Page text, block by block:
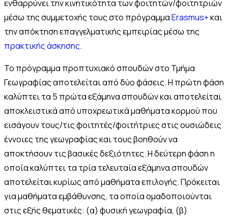
ενθαρρύνει την κινητικότητα των φοιτητών/φοιτητριών
μέσω της συμμετοχής τους στο πρόγραμμαΕrasmus+και
την απόκτηση επαγγελματικής εμπειρίας μέσω της
πρακτικής άσκησης.
Το πρόγραμμα προπτυχιακό σπουδών στο Τμήμα
Γεωγραφίας αποτελείται από δύο φάσεις. Η πρώτη φάση
καλύπτει τα 5 πρώτα εξάμηνα σπουδών και αποτελείται
αποκλειστικά από υποχρεωτικά μαθήματα κορμού που
εισάγουν τους/τις φοιτητές/φοιτήτριες στις ουσιώδεις
έννοιες της γεωγραφίας και τους βοηθούν να
αποκτήσουν τις βασικές δεξιότητες. Η δεύτερη φάση η
οποία καλύπτει τα τρία τελευταία εξάμηνα σπουδών
αποτελείται κυρίως από μαθήματα επιλογής. Πρόκειται
για μαθήματα εμβάθυνσης, τα οποία ομαδοποιούνται
στις εξής θεματικές: (α) φυσική γεωγραφία, (β)